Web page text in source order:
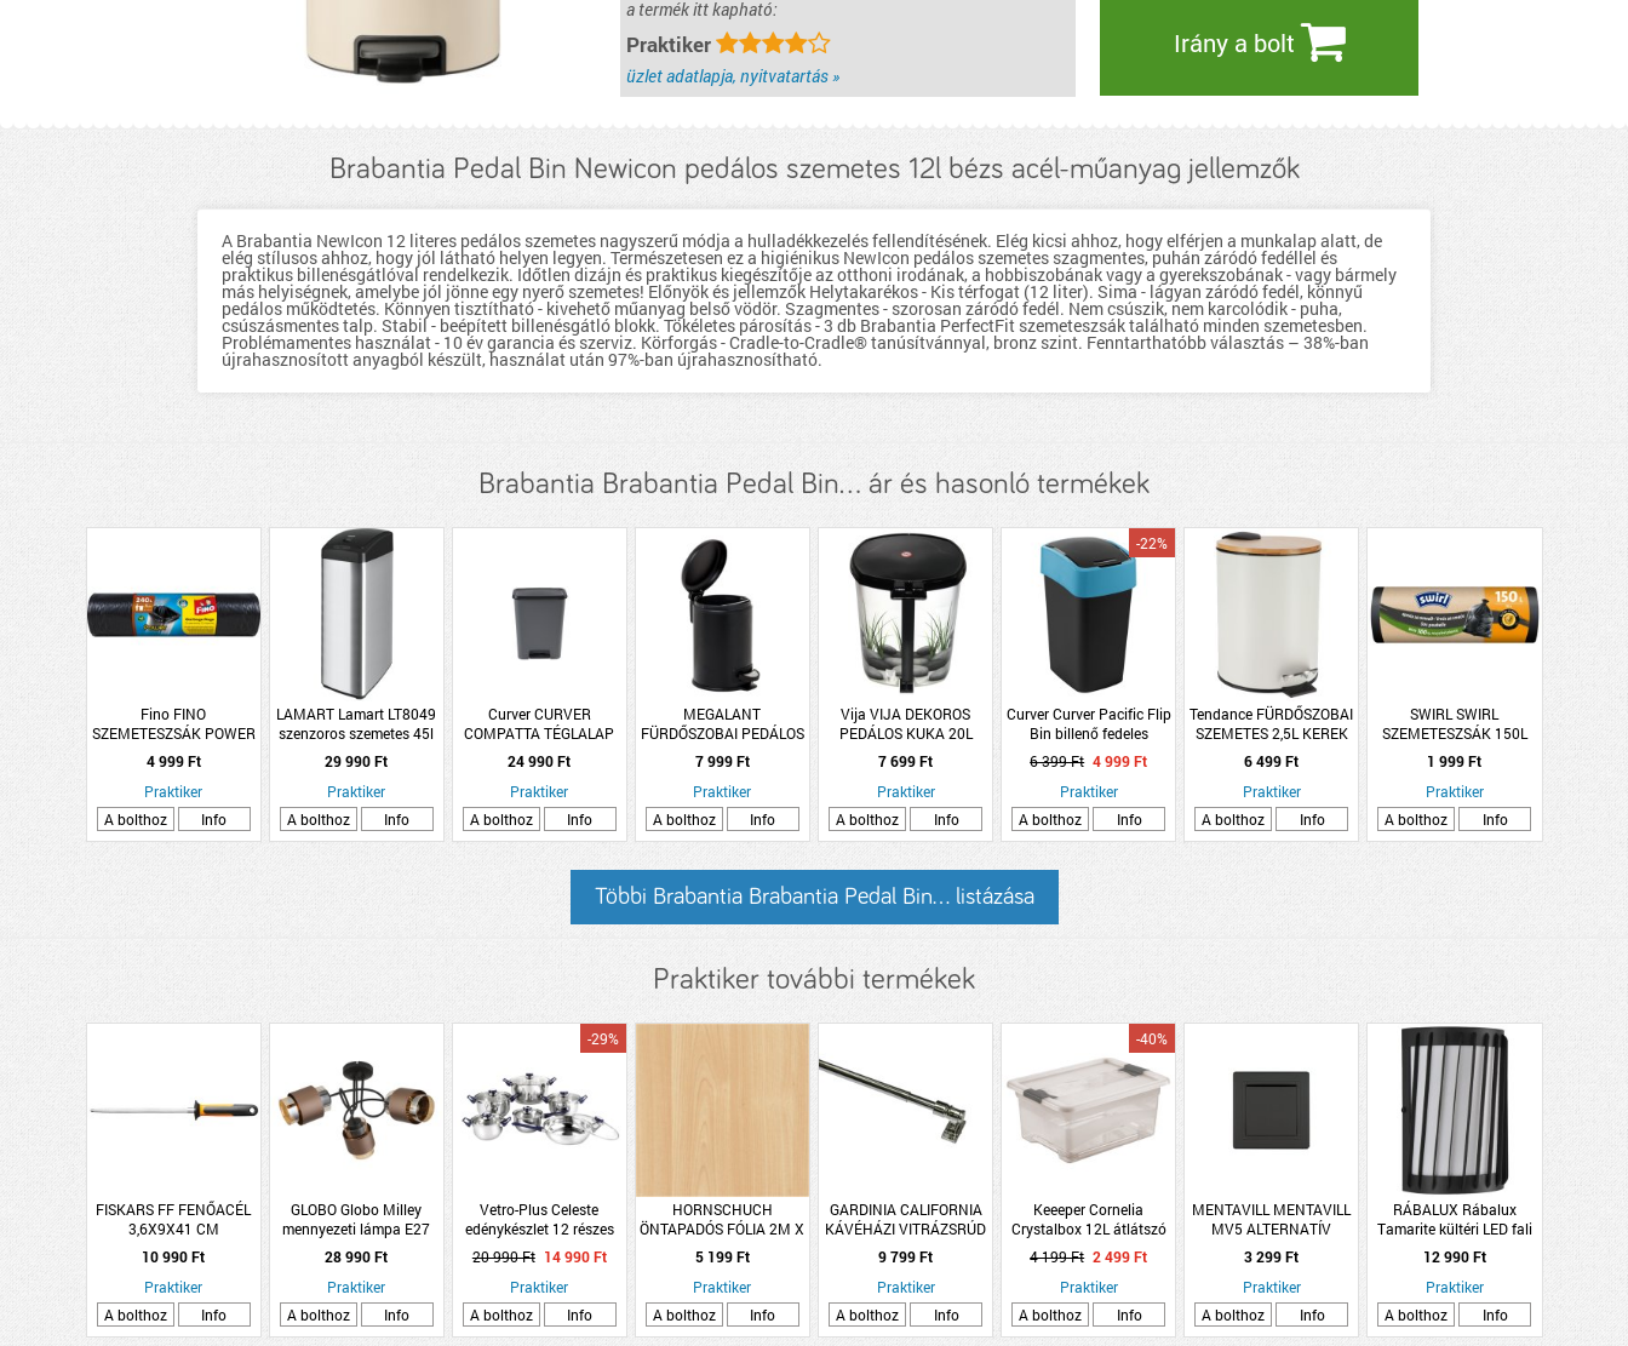
részletek...
a termék itt kapható:
Praktiker
üzlet adatlapja, nyitvatartás »
Irány a bolt
Brabantia Pedal Bin Newicon pedálos szemetes 12l bézs acél-műanyag jellemzők
A Brabantia NewIcon 12 literes pedálos szemetes nagyszerű módja a hulladékkezelés fellendítésének. Elég kicsi ahhoz, hogy elférjen a munkalap alatt, de
elég stílusos ahhoz, hogy jól látható helyen legyen. Természetesen ez a higiénikus NewIcon pedálos szemetes szagmentes, puhán záródó fedéllel és
praktikus billenésgátlóval rendelkezik. Időtlen dizájn és praktikus kiegészítője az otthoni irodának, a hobbiszobának vagy a gyerekszobának - vagy bármely
más helyiségnek, amelybe jól jönne egy nyerő szemetes! Előnyök és jellemzők Helytakarékos - Kis térfogat (12 liter). Sima - lágyan záródó fedél, könnyű
pedálos működtetés. Könnyen tisztítható - kivehető műanyag belső vödör. Szagmentes - szorosan záródó fedél. Nem csúszik, nem karcolódik - puha,
csúszásmentes talp. Stabil - beépített billenésgátló blokk. Tökéletes párosítás - 3 db Brabantia PerfectFit szemeteszsák található minden szemetesben.
Problémamentes használat - 10 év garancia és szerviz. Körforgás - Cradle-to-Cradle® tanúsítvánnyal, bronz szint. Fenntarthatóbb választás – 38%-ban
újrahasznosított anyagból készült, használat után 97%-ban újrahasznosítható.
Brabantia Brabantia Pedal Bin... ár és hasonló termékek
Fino FINO
SZEMETESZSÁK POWER
240L/8DB
4 999 Ft
Praktiker
A bolthoz
Info
LAMART Lamart LT8049
szenzoros szemetes 45l
25x34x71,5cm fekete-
szürke acél
29 990 Ft
Praktiker
A bolthoz
Info
Curver CURVER
COMPATTA TÉGLALAP
ALAKÚ PEDÁLOS
SZEMETES 50L
MŰANYAG FEKETE
24 990 Ft
Praktiker
A bolthoz
Info
MEGALANT
FÜRDŐSZOBAI PEDÁLOS
SZEMETES 3L FÉM
7 999 Ft
Praktiker
A bolthoz
Info
Vija VIJA DEKOROS
PEDÁLOS KUKA 20L
39X32X28,5CM KŐ
MOTÍVUM MŰANYAG
7 699 Ft
Praktiker
A bolthoz
Info
Curver Curver Pacific Flip
Bin billenő fedeles
szemetes 25L fekete, kék
-22%
6 399 Ft 4 999 Ft
Praktiker
A bolthoz
Info
Tendance FÜRDŐSZOBAI
SZEMETES 2,5L KEREK
FEHÉR-BAMBUSZ SOFT-
CLOSE
6 499 Ft
Praktiker
A bolthoz
Info
SWIRL SWIRL
SZEMETESZSÁK 150L
10DB
1 999 Ft
Praktiker
A bolthoz
Info
Többi Brabantia Brabantia Pedal Bin... listázása
Praktiker további termékek
FISKARS FF FENŐACÉL
3,6X9X41 CM
10 990 Ft
Praktiker
A bolthoz
Info
GLOBO Globo Milley
mennyezeti lámpa E27
max.3x40W fényforrás
nélküli IP20 fekete-bronz
28 990 Ft
Praktiker
A bolthoz
Info
Vetro-Plus Celeste
edénykészlet 12 részes
rozsdamentes acél
-29%
20 990 Ft 14 990 Ft
Praktiker
A bolthoz
Info
HORNSCHUCH
ÖNTAPADÓS FÓLIA 2M X
0,67M 346-8219 D-C-
FIX,FAMINTÁS JUHAR
(R:247014)
5 199 Ft
Praktiker
A bolthoz
Info
GARDINIA CALIFORNIA
KÁVÉHÁZI VITRÁZSRÚD
120-225CM
9 799 Ft
Praktiker
A bolthoz
Info
Keeeper Cornelia
Crystalbox 12L átlátszó
tárolódoboz
-40%
4 199 Ft 2 499 Ft
Praktiker
A bolthoz
Info
MENTAVILL MENTAVILL
MV5 ALTERNATÍV
KAPCSOLÓ
3 299 Ft
Praktiker
A bolthoz
Info
RÁBALUX Rábalux
Tamarite kültéri LED fali
lámpa 6W 390lm 4000K
L11,5cm H18cm antracit
12 990 Ft
Praktiker
A bolthoz
Info